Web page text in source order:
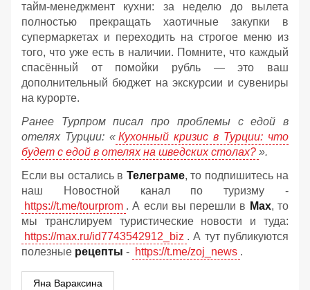
тайм-менеджмент кухни: за неделю до вылета
полностью прекращать хаотичные закупки в
супермаркетах и переходить на строгое меню из
того, что уже есть в наличии. Помните, что каждый
спасённый от помойки рубль — это ваш
дополнительный бюджет на экскурсии и сувениры
на курорте.
Ранее Турпром писал про проблемы с едой в
отелях Турции: « Кухонный кризис в Турции: что
будет с едой в отелях на шведских столах? ».
Если вы остались в Телеграме, то подпишитесь на
наш Новостной канал по туризму -
https://t.me/tourprom . А если вы перешли в Мах, то
мы транслируем туристические новости и туда:
https://max.ru/id7743542912_biz . А тут публикуются
полезные рецепты - https://t.me/zoj_news .
Яна Вараксина